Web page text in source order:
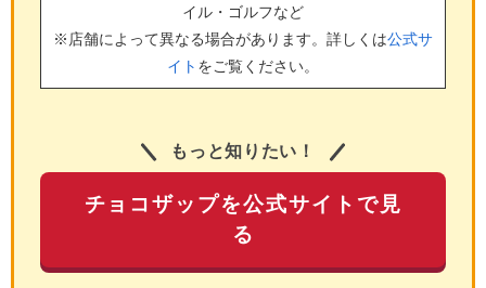
イル・ゴルフなど
※店舗によって異なる場合があります。詳しくは公式サ
イト をご覧ください。
もっと知りたい！
チョコザップを公式サイトで見
る